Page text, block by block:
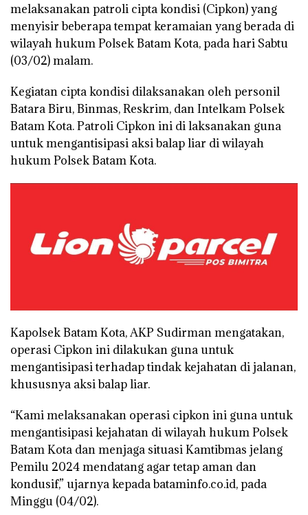
melaksanakan patroli cipta kondisi (Cipkon) yang
menyisir beberapa tempat keramaian yang berada di
wilayah hukum Polsek Batam Kota, pada hari Sabtu
(03/02) malam.
Kegiatan cipta kondisi dilaksanakan oleh personil
Batara Biru, Binmas, Reskrim, dan Intelkam Polsek
Batam Kota. Patroli Cipkon ini di laksanakan guna
untuk mengantisipasi aksi balap liar di wilayah
hukum Polsek Batam Kota.
Kapolsek Batam Kota, AKP Sudirman mengatakan,
operasi Cipkon ini dilakukan guna untuk
mengantisipasi terhadap tindak kejahatan di jalanan,
khususnya aksi balap liar.
“Kami melaksanakan operasi cipkon ini guna untuk
mengantisipasi kejahatan di wilayah hukum Polsek
Batam Kota dan menjaga situasi Kamtibmas jelang
Pemilu 2024 mendatang agar tetap aman dan
kondusif,” ujarnya kepada bataminfo.co.id, pada
Minggu (04/02).